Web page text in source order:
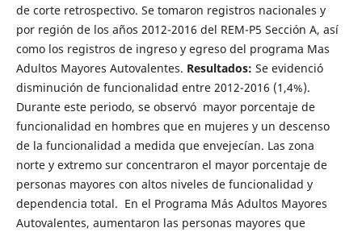
de corte retrospectivo. Se tomaron registros nacionales y
por región de los años 2012-2016 del REM-P5 Sección A, así
como los registros de ingreso y egreso del programa Mas
Adultos Mayores Autovalentes. Resultados: Se evidenció
disminución de funcionalidad entre 2012-2016 (1,4%).
Durante este periodo, se observó mayor porcentaje de
funcionalidad en hombres que en mujeres y un descenso
de la funcionalidad a medida que envejecían. Las zona
norte y extremo sur concentraron el mayor porcentaje de
personas mayores con altos niveles de funcionalidad y
dependencia total. En el Programa Más Adultos Mayores
Autovalentes, aumentaron las personas mayores que